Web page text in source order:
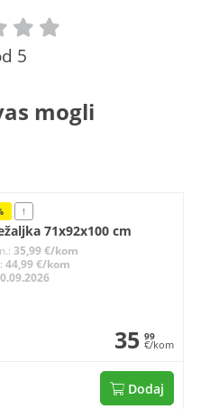
5
mogli
!
71x92x100 cm
35,99 €/kom
44,99 €/kom
35 99
€/kom
Dodaj